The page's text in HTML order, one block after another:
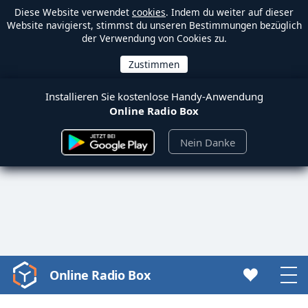
Diese Website verwendet cookies. Indem du weiter auf dieser
Website navigierst, stimmst du unseren Bestimmungen bezüglich
der Verwendung von Cookies zu.
Installieren Sie kostenlose Handy-Anwendung
Online Radio Box
Nein Danke
Video
Player
Online Radio Box